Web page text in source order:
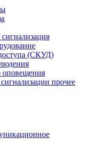
(СКУД)
оповещения
прочее